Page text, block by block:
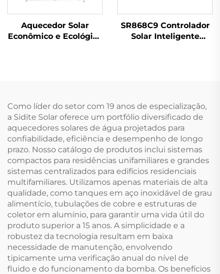
Aquecedor Solar
Econômico e Ecológico
Livre
SR868C9 Controlador
Solar Inteligente
Relés 5 Partes de
Aquecedor
Como líder do setor com 19 anos de especialização,
a Sidite Solar oferece um portfólio diversificado de
aquecedores solares de água projetados para
confiabilidade, eficiência e desempenho de longo
prazo. Nosso catálogo de produtos inclui sistemas
compactos para residências unifamiliares e grandes
sistemas centralizados para edifícios residenciais
multifamiliares. Utilizamos apenas materiais de alta
qualidade, como tanques em aço inoxidável de grau
alimentício, tubulações de cobre e estruturas de
coletor em alumínio, para garantir uma vida útil do
produto superior a 15 anos. A simplicidade e a
robustez da tecnologia resultam em baixa
necessidade de manutenção, envolvendo
tipicamente uma verificação anual do nível de
fluido e do funcionamento da bomba. Os benefícios